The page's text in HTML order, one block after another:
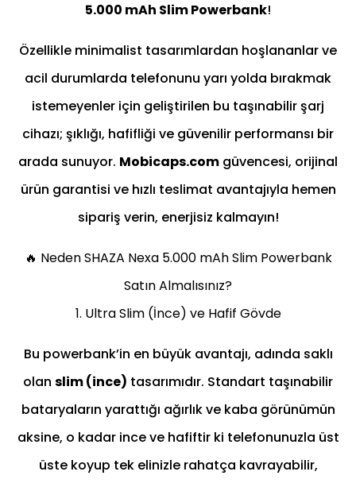
5.000 mAh Slim Powerbank!
Özellikle minimalist tasarımlardan hoşlananlar ve
acil durumlarda telefonunu yarı yolda bırakmak
istemeyenler için geliştirilen bu taşınabilir şarj
cihazı; şıklığı, hafifliği ve güvenilir performansı bir
arada sunuyor. Mobicaps.com güvencesi, orijinal
ürün garantisi ve hızlı teslimat avantajıyla hemen
sipariş verin, enerjisiz kalmayın!
🔥 Neden SHAZA Nexa 5.000 mAh Slim Powerbank
Satın Almalısınız?
1. Ultra Slim (İnce) ve Hafif Gövde
Bu powerbank’in en büyük avantajı, adında saklı
olan slim (ince) tasarımıdır. Standart taşınabilir
bataryaların yarattığı ağırlık ve kaba görünümün
aksine, o kadar ince ve hafiftir ki telefonunuzla üst
üste koyup tek elinizle rahatça kavrayabilir,